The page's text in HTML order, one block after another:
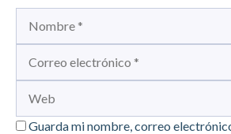
Guarda mi nombre, correo